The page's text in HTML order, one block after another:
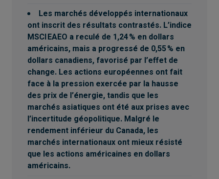
Les marchés développés internationaux
ont inscrit des résultats contrastés. L’indice
MSCI EAEO a reculé de 1,24 % en dollars
américains, mais a progressé de 0,55 % en
dollars canadiens, favorisé par l’effet de
change. Les actions européennes ont fait
face à la pression exercée par la hausse
des prix de l’énergie, tandis que les
marchés asiatiques ont été aux prises avec
l’incertitude géopolitique. Malgré le
rendement inférieur du Canada, les
marchés internationaux ont mieux résisté
que les actions américaines en dollars
américains.